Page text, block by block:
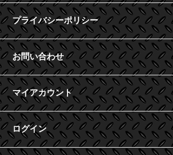
プライバシーポリシー
お問い合わせ
マイアカウント
ログイン